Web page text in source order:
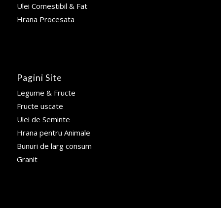
Ulei Comestibil & Fat
Hrana Procesata
Pagini Site
Legume & Fructe
Fructe uscate
Ulei de Seminte
Hrana pentru Animale
Bunuri de larg consum
Granit